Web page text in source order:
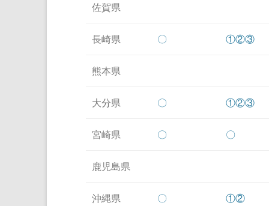
佐賀県
長崎県 〇 ①②③
熊本県
大分県 〇 ①②③
宮崎県 〇 〇
鹿児島県
沖縄県 〇 ①②